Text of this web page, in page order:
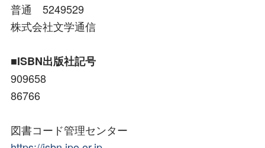
普通 5249529
株式会社文学通信
■ISBN出版社記号
909658
86766
図書コード管理センター